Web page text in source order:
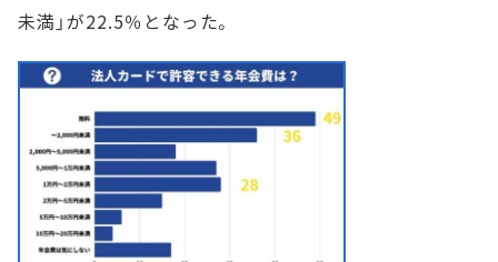
未満」が22.5％となった。